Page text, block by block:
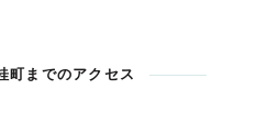
町までのアクセス